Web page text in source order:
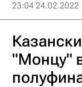
23:04 24.02.2022
"Монцу"